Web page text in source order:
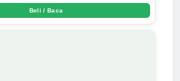
Beli / Baca